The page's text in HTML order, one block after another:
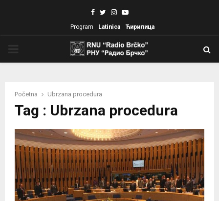
Facebook
TwitterInstagram
Youtube
Program Latinica Ћирилица
Početna Ubrzana procedura
Tag : Ubrzana procedura